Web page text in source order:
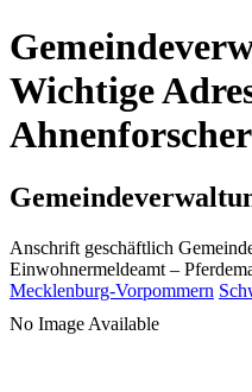
Wichtige
Ahnenforscher
Anschrift geschäftlich
Einwohnermeldeamt –
Mecklenburg-Vorpommern
No Image Available